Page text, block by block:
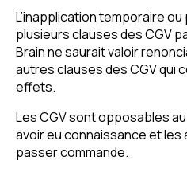
L’inapplication temporaire
plusieurs clauses des CGV
Brain ne saurait valoir
autres clauses des CGV qui
effets.
Les CGV sont opposables
avoir eu connaissance et
passer commande.